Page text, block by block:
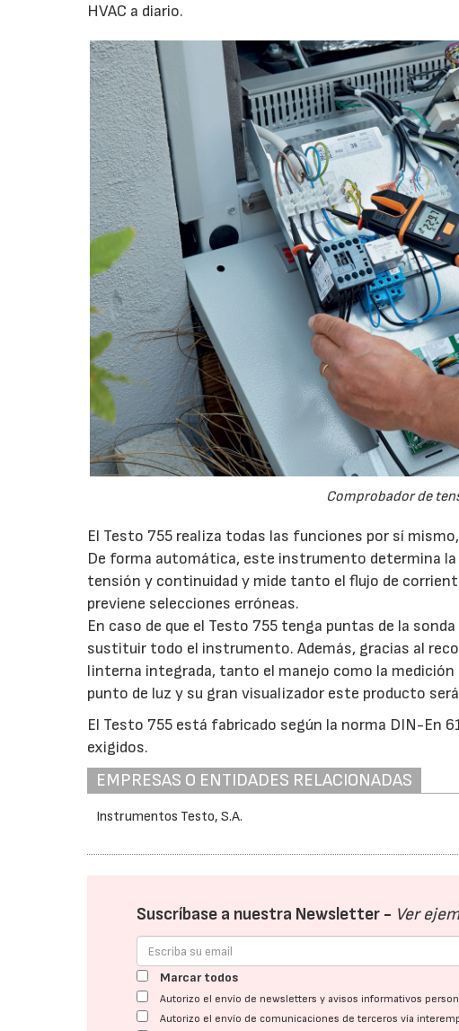
HVAC a diario.
Comprobador de
El Testo 755 realiza todas las funciones por sí
De forma automática, este instrumento determina
tensión y continuidad y mide tanto el flujo de
previene selecciones erróneas.
En caso de que el Testo 755 tenga puntas de la
sustituir todo el instrumento. Además, gracias al
linterna integrada, tanto el manejo como la
punto de luz y su gran visualizador este producto
El Testo 755 está fabricado según la norma DIN-En
exigidos.
EMPRESAS O ENTIDADES RELACIONADAS
Instrumentos Testo, S.A.
Suscríbase a nuestra Newsletter - Ver
Marcar todos
Autorizo el envío de newsletters y avisos informativos
Autorizo el envío de comunicaciones de terceros vía